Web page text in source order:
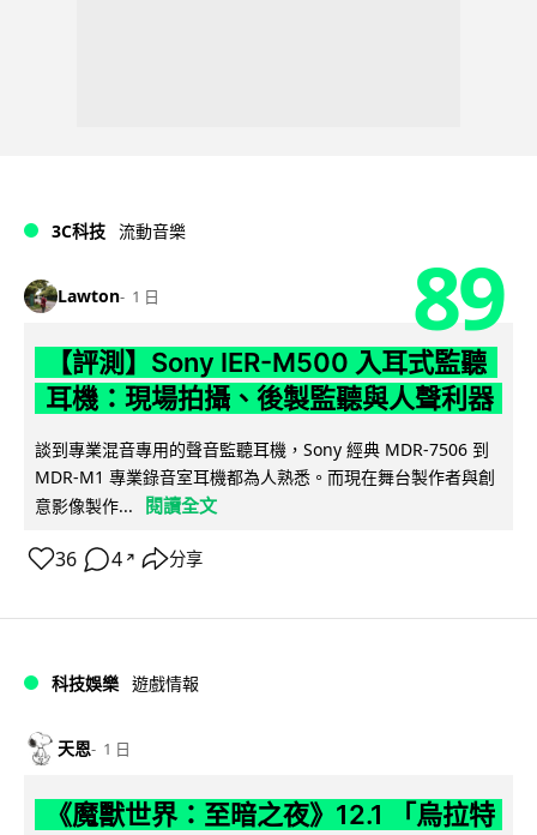
3C科技 流動音樂
Lawton 1 日 89
【評測】Sony IER-M500 入耳式監聽
耳機：現場拍攝、後製監聽與人聲利器
談到專業混音專用的聲音監聽耳機，Sony 經典 MDR-7506 到
MDR-M1 專業錄音室耳機都為人熟悉。而現在舞台製作者與創
意影像製作...
閱讀全文
36 4 ↗ 分享
科技娛樂 遊戲情報
天恩 1 日
《魔獸世界：至暗之夜》12.1 「烏拉特